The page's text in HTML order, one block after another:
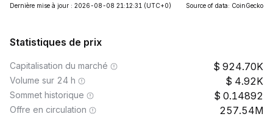
Dernière mise à jour : 2026-08-08 21:12:31 (UTC+0) Source of data: CoinGecko
Statistiques de prix
Capitalisation du marché 924.70K
Volume sur 24 h 4.92K
Sommet historique 0.14892
Offre en circulation 257.54M